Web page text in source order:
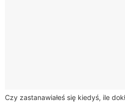
Czy zastanawiałeś się kiedyś, ile